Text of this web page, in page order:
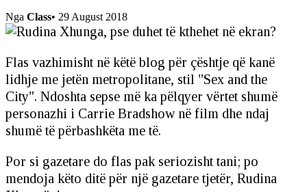
Nga Class• 29 August 2018
Flas vazhimisht në këtë blog për çështje që kanë
lidhje me jetën metropolitane, stil "Sex and the
City". Ndoshta sepse më ka pëlqyer vërtet shumë
personazhi i Carrie Bradshow në film dhe ndaj
shumë të përbashkëta me të.
Por si gazetare do flas pak seriozisht tani; po
mendoja këto ditë për një gazetare tjetër, Rudina